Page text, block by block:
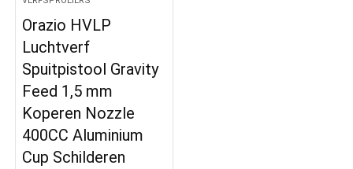
Orazio HVLP
Luchtverf
Spuitpistool Gravity
Feed 1,5 mm
Koperen Nozzle
400CC Aluminium
Cup Schilderen